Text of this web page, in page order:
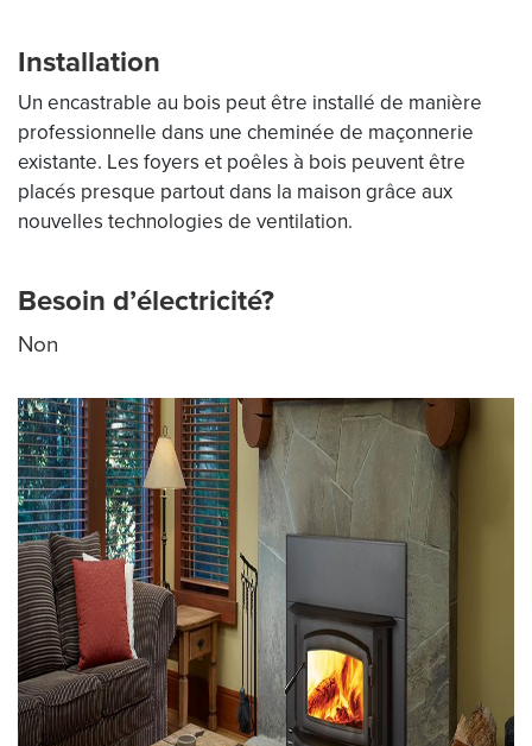
Installation
Un encastrable au bois peut être installé de manière
professionnelle dans une cheminée de maçonnerie
existante. Les foyers et poêles à bois peuvent être
placés presque partout dans la maison grâce aux
nouvelles technologies de ventilation.
Besoin d’électricité?
Non